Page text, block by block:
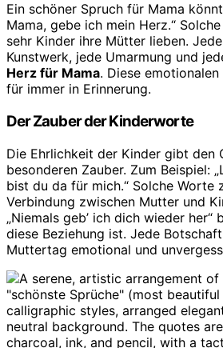
Ein schöner Spruch für Mama
Mama, gebe ich mein Herz.“
sehr Kinder ihre Mütter lieben.
Kunstwerk, jede Umarmung und
Herz für Mama. Diese
für immer in Erinnerung.
Der Zauber der Kinderworte
Die Ehrlichkeit der Kinder gibt den
besonderen Zauber. Zum Beispiel:
bist du da für mich.“ Solche Worte
Verbindung zwischen Mutter und
„Niemals geb’ ich dich wieder
diese Beziehung ist. Jede
Muttertag emotional und